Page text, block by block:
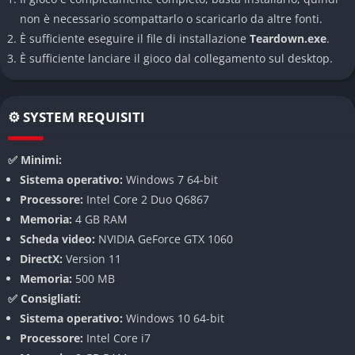
Ambientazioni complesse e multilivello: dalle ville di lusso
sorvegliate a cantieri industriali, musei, banche e porti
marittimi.
Missioni creative e dinamiche: obiettivi secondari, timer,
unica.
Editor di livelli e supporto alle mod
creare mappe personalizzate, armi, veicoli e modalità di
gioco.
Aggiornamenti regolari: con l’aggiunta di nuove campagne,
sfide creative e funzioni richieste dalla community.
Meccaniche di Gioco
non è necessario scompattarlo o scaricarlo da altre fonti.
È sufficiente eseguire il file di installazione Teardown.exe.
È sufficiente lanciare il gioco dal collegamento sul desktop.
⚙️ SYSTEM REQUISITI
✅ Minimi:
Sistema operativo: Windows 7 64-bit
Processore: Intel Core 2 Duo Q6867
Memoria: 4 GB RAM
Scheda video: NVIDIA GeForce GTX 1060
DirectX: Version 11
Memoria: 500 MB
✅ Consigliati:
Sistema operativo: Windows 10 64-bit
Processore: Intel Core i7